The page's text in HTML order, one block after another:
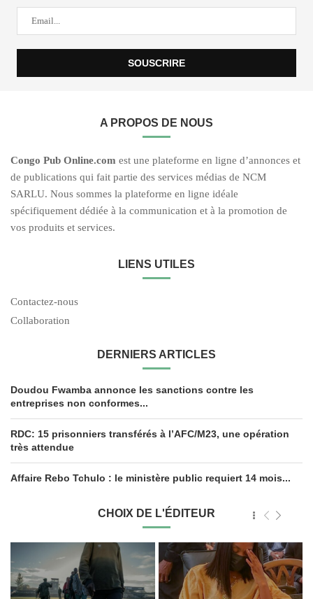
A PROPOS DE NOUS
Congo Pub Online.com est une plateforme en ligne d’annonces et
de publications qui fait partie des services médias de NCM
SARLU. Nous sommes la plateforme en ligne idéale
spécifiquement dédiée à la communication et à la promotion de
vos produits et services.
LIENS UTILES
Contactez-nous
Collaboration
DERNIERS ARTICLES
Doudou Fwamba annonce les sanctions contre les
entreprises non conformes...
RDC: 15 prisonniers transférés à l’AFC/M23, une opération
très attendue
Affaire Rebo Tchulo : le ministère public requiert 14 mois...
CHOIX DE L'ÉDITEUR